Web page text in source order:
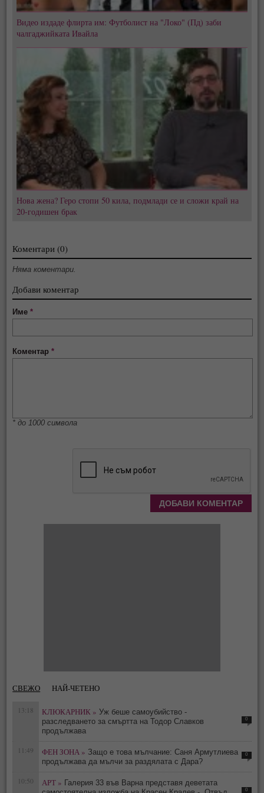
Видео издаде флирта им: Футболист на "Локо" (Пд) заби
чалгаджийката Ивайла
Нова жена? Геро стопи 50 кила, подмлади се и сложи край на
20-годишен брак
Коментари (0)
Няма коментари.
Добави коментар
Име*
Коментар*
* до 1000 символа
СВЕЖО НАЙ-ЧЕТЕНО
13:18 КЛЮКАРНИК » Уж беше самоубийство -
разследването за смъртта на Тодор Славков
продължава
0
11:49 ФЕН ЗОНА » Защо е това мълчание: Саня Армутлиева
продължава да мълчи за раздялата с Дара?
0
10:50 АРТ » Галерия 33 във Варна представя деветата
0